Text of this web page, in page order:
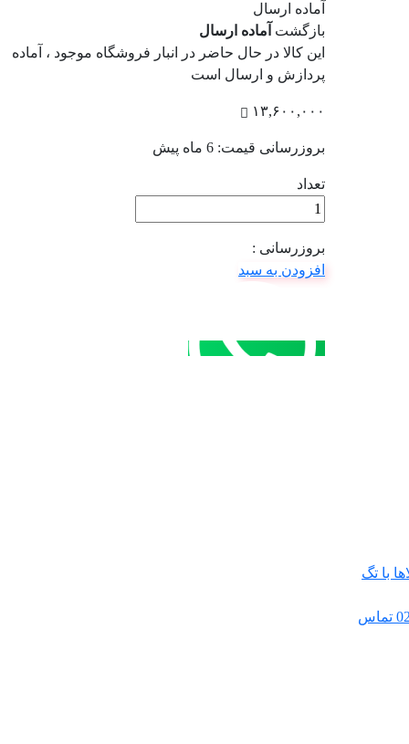
با تگ
جهت استعلام موجودی کالاها و خرید با تعداد بالا با شماره 02166716559 تماس
آماده ارسال
بازگشت آماده ارسال
این کالا در حال حاضر در انبار فروشگاه موجود ، آماده
پردازش و ارسال است
۱۳,۶۰۰,۰۰۰
بروزرسانی قیمت: 6 ماه پیش
تعداد
بروزرسانی :
افزودن به سبد